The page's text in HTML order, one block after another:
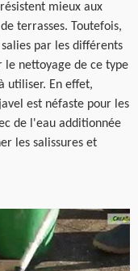
mieux aux
terrasses. Toutefois,
par les différents
le nettoyage de ce type
utiliser. En effet,
est néfaste pour les
de l'eau additionnée
les salissures et